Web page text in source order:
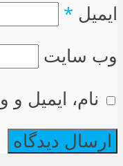
ایمیل *
وب سایت
نام، ایمیل